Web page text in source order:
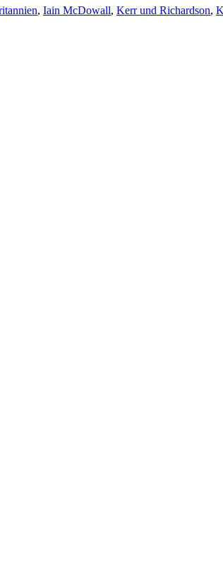
, Iain McDowall, Kerr und Richardson,